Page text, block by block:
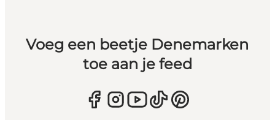
Voeg een beetje Denemarken
toe aan je feed